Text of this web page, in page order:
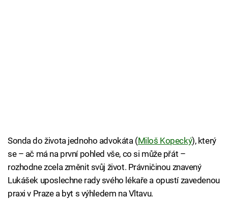
Sonda do života jednoho advokáta (Miloš Kopecký), který
se – ač má na první pohled vše, co si může přát –
rozhodne zcela změnit svůj život. Právničinou znavený
Lukášek uposlechne rady svého lékaře a opustí zavedenou
praxi v Praze a byt s výhledem na Vltavu.